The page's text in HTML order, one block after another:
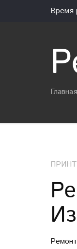
Время
Главная